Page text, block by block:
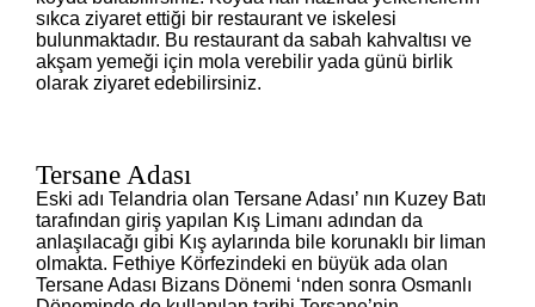
sıkca ziyaret ettiği bir restaurant ve iskelesi
bulunmaktadır. Bu restaurant da sabah kahvaltısı ve
akşam yemeği için mola verebilir yada günü birlik
olarak ziyaret edebilirsiniz.
Tersane Adası
Eski adı Telandria olan Tersane Adası’ nın Kuzey Batı
tarafından giriş yapılan Kış Limanı adından da
anlaşılacağı gibi Kış aylarında bile korunaklı bir liman
olmakta. Fethiye Körfezindeki en büyük ada olan
Tersane Adası Bizans Dönemi ‘nden sonra Osmanlı